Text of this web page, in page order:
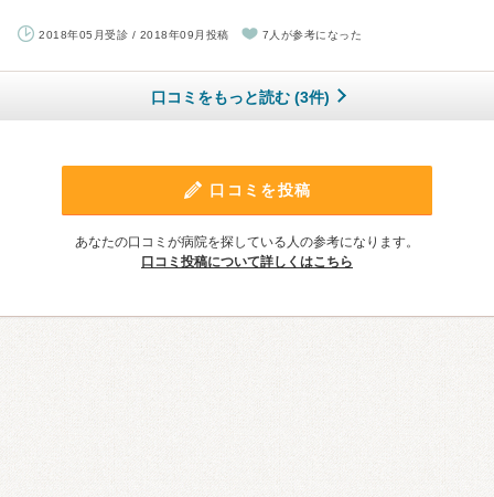
2018年05月受診 / 2018年09月投稿 7人が参考になった
口コミをもっと読む (3件)
口コミを投稿
あなたの口コミが病院を探している人の参考になります。
口コミ投稿について詳しくはこちら